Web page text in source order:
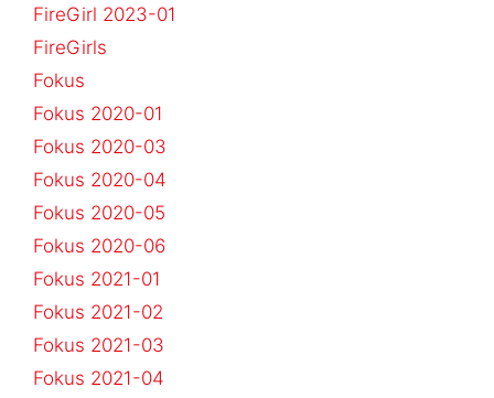
FireGirl 2023-01
FireGirls
Fokus
Fokus 2020-01
Fokus 2020-03
Fokus 2020-04
Fokus 2020-05
Fokus 2020-06
Fokus 2021-01
Fokus 2021-02
Fokus 2021-03
Fokus 2021-04